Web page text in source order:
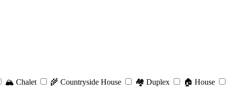
🏔️ Chalet 🌾 Countryside House 🏘️ Duplex 🏠 House